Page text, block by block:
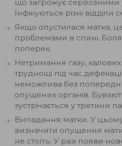
що загрожує
Інфікуються різні відділи
Якщо опустилася матка, це
проблемами в спині.
поперек.
Нетримання газу, калових
труднощі під час
неможлива без
опущених органів.
зустрічається у третини
Випадання матки. У
визначити опущення
не стоїть. У разі появи